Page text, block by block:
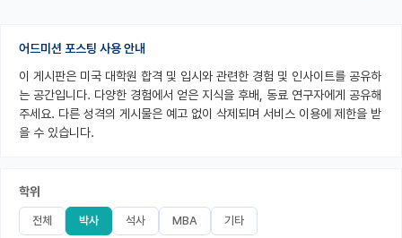
커뮤니티
커리어
유학교육
미국 유학 게시판
어드미션 포스팅 사용 안내
이 게시판은 미국 대학원 합격 및 입시와 관련한 경험 및 인사이트를 공유하
는 공간입니다. 다양한 경험에서 얻은 지식을 후배, 동료 연구자에게 공유해
주세요. 다른 성격의 게시물은 예고 없이 삭제되며 서비스 이용에 제한을 받
을 수 있습니다.
학위
전체 박사 석사 MBA 기타